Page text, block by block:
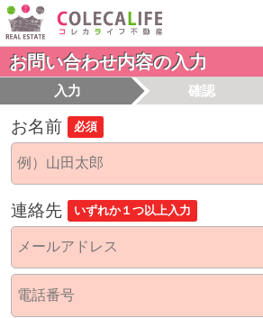
お問い合わせ内容の入力
入力 確認
お名前 必須
連絡先 いずれか１つ以上入力